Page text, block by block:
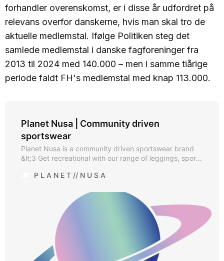
forhandler overenskomst, er i disse år udfordret på
relevans overfor danskerne, hvis man skal tro de
aktuelle medlemstal. Ifølge Politiken steg det
samlede medlemstal i danske fagforeninger fra
2013 til 2024 med 140.000 – men i samme tiårige
periode faldt FH's medlemstal med knap 113.000.
Planet Nusa | Community driven
sportswear
Planet Nusa is a community driven sportswear brand
&lt;3 Get recreational with our range of leggings, sports
have you on the team!
P L A N E T // N U S A